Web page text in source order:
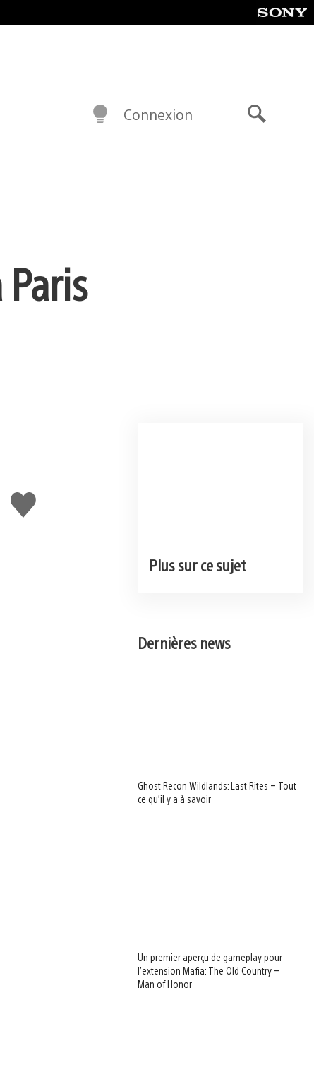
Connexion
J'aime
Plus sur ce sujet
Dernières news
Ghost Recon Wildlands: Last Rites – Tout
ce qu’il y a à savoir
Un premier aperçu de gameplay pour
l’extension Mafia: The Old Country –
Man of Honor